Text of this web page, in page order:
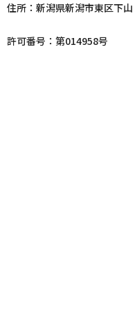
住所：新潟県新潟市東区下山
許可番号：第014958号